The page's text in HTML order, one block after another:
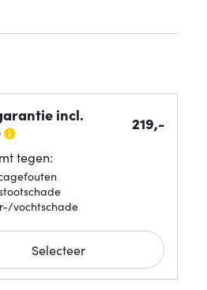
incl.
219,-
tegen:
vochtschade
Selecteer